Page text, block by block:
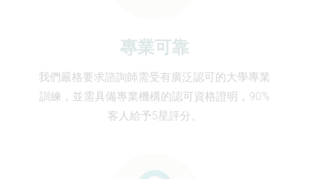
專業可靠​
我們嚴格要求諮詢師需受有廣泛認可的大學專業
訓練，並需具備專業機構的認可資格證明，90%
客人給予5星評分。